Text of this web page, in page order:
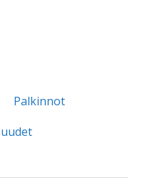
Palkinnot